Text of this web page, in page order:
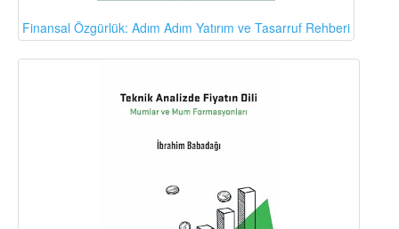
Finansal Özgürlük: Adım Adım Yatırım ve Tasarruf Rehberi